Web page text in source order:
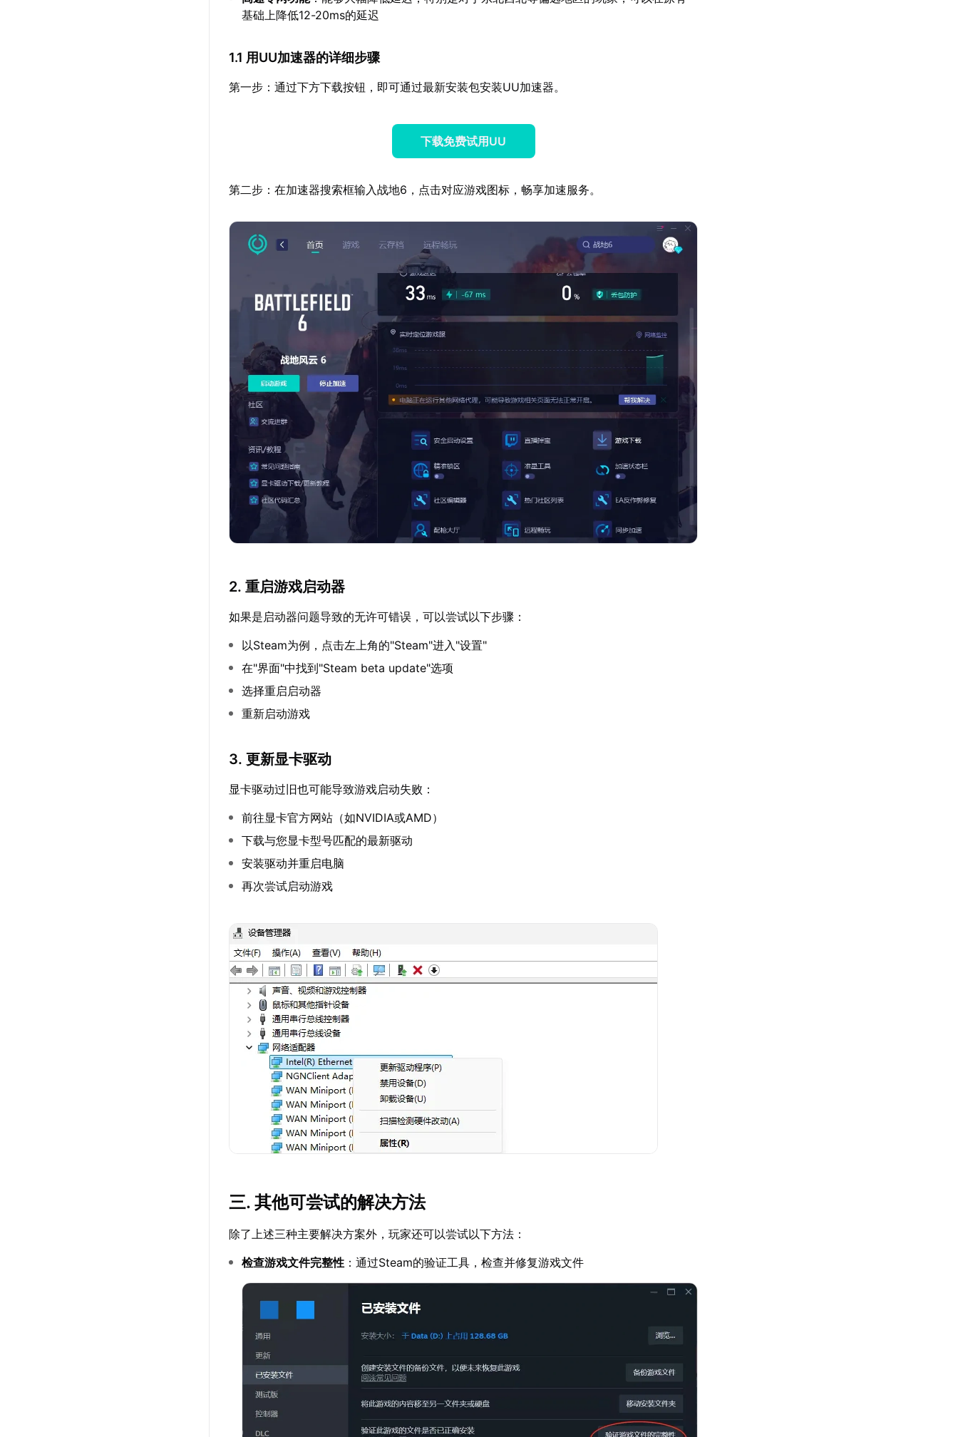
基础上降低12-20ms的延迟
1.1 用UU加速器的详细步骤
第一步：通过下方下载按钮，即可通过最新安装包安装UU加速器。
下载免费试用UU
第二步：在加速器搜索框输入战地6，点击对应游戏图标，畅享加速服务。
2. 重启游戏启动器
如果是启动器问题导致的无许可错误，可以尝试以下步骤：
以Steam为例，点击左上角的"Steam"进入"设置"
在"界面"中找到"Steam beta update"选项
选择重启启动器
重新启动游戏
3. 更新显卡驱动
显卡驱动过旧也可能导致游戏启动失败：
前往显卡官方网站（如NVIDIA或AMD）
下载与您显卡型号匹配的最新驱动
安装驱动并重启电脑
再次尝试启动游戏
三. 其他可尝试的解决方法
除了上述三种主要解决方案外，玩家还可以尝试以下方法：
检查游戏文件完整性 ：通过Steam的验证工具，检查并修复游戏文件